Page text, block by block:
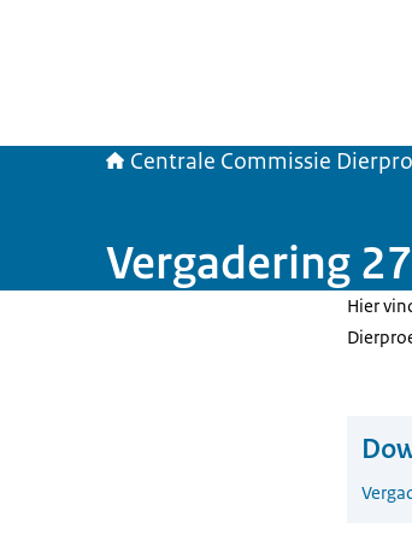
Centrale Commissie
Vergadering
Hier